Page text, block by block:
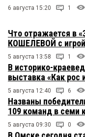
6 августа 15:20 1
Что отражается в
КОШЕЛЕВОЙ с
5 августа 13:58 1
В историко-
выставка «Как рос
5 августа 12:40 6
Названы
109 команд в семи
5 августа 09:30 0